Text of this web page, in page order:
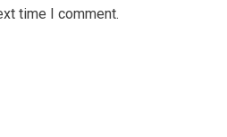
time I comment.